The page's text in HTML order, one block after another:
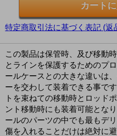
特定商取引法に基づく表記 (返
この製品は保管時、及び移動
とラインを保護するためのプ
ールケースとの大きな違いは
ーを交わして装着できる事で
トを束ねての移動時とロッド
ント移動時にも装着可能とな
ールのパーツの中でも最もデ
傷を入れることだけは絶対に